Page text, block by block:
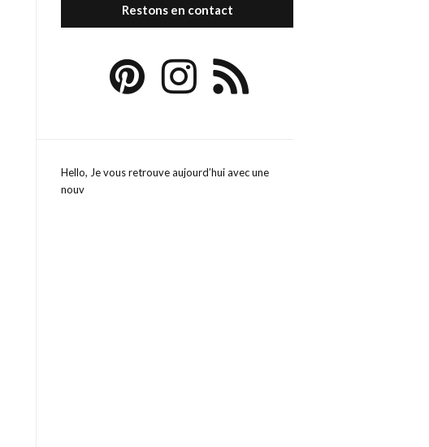
Restons en contact
Hello, Je vous retrouve aujourd’hui avec une
nouv